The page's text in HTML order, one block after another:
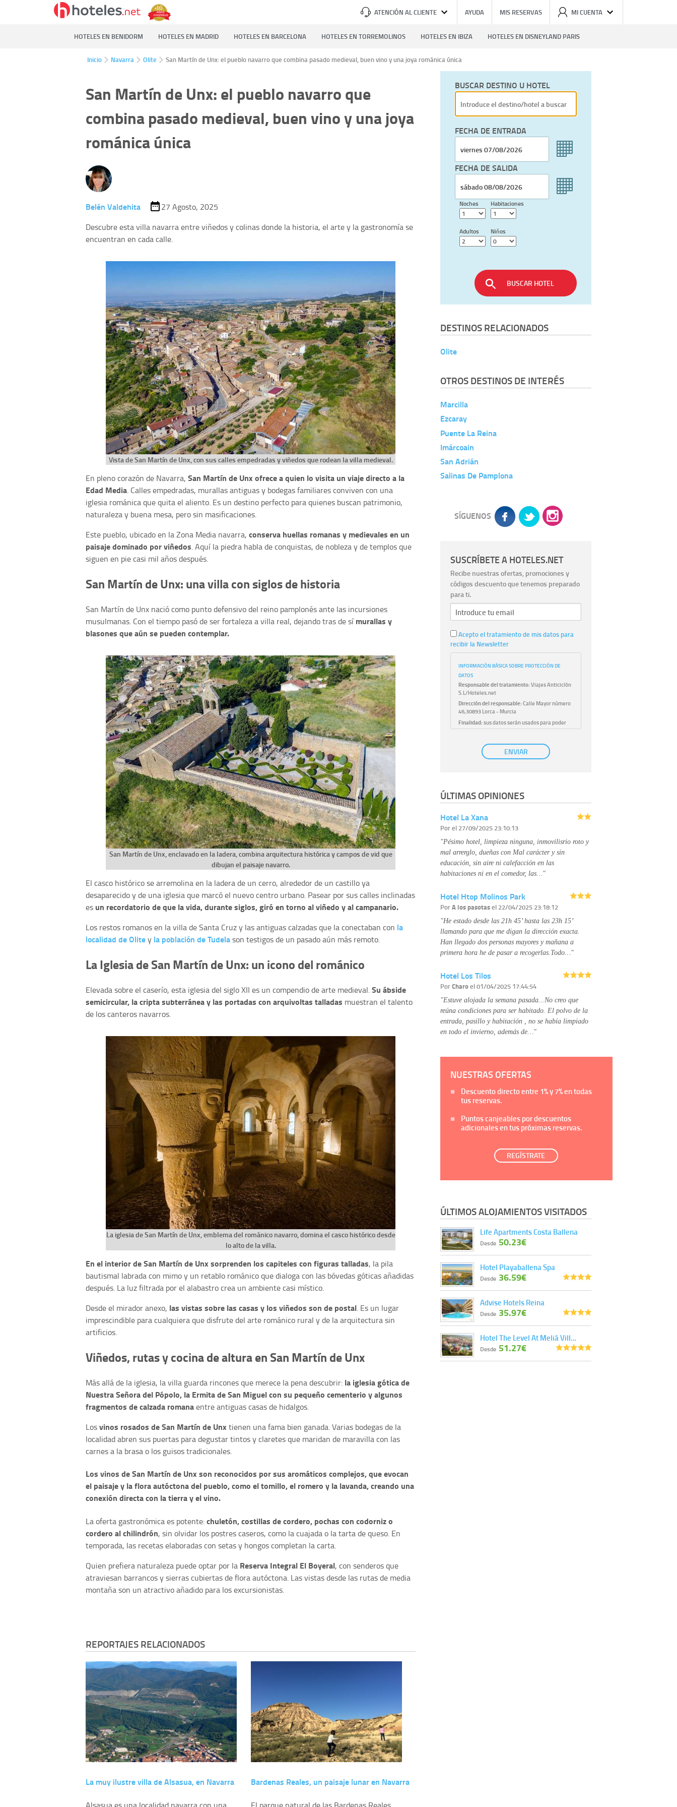
ATENCIÓN AL CLIENTE AYUDA MIS RESERVAS MI CUENTA
HOTELES EN BENIDORM HOTELES EN MADRID HOTELES EN BARCELONA HOTELES EN TORREMOLINOS HOTELES EN IBIZA HOTELES EN DISNEYLAND PARIS
Inicio Navarra Olite San Martín de Unx: el pueblo navarro que combina pasado medieval, buen vino y una joya románica única
San Martín de Unx: el pueblo navarro que
combina pasado medieval, buen vino y una joya
románica única
Belén Valdehita
27 Agosto, 2025
Descubre esta villa navarra entre viñedos y colinas donde la historia, el arte y la gastronomía se
encuentran en cada calle.
Vista de San Martín de Unx, con sus calles empedradas y viñedos que rodean la villa medieval.
En pleno corazón de Navarra, San Martín de Unx ofrece a quien lo visita un viaje directo a la
Edad Media. Calles empedradas, murallas antiguas y bodegas familiares conviven con una
iglesia románica que quita el aliento. Es un destino perfecto para quienes buscan patrimonio,
naturaleza y buena mesa, pero sin masificaciones.
Este pueblo, ubicado en la Zona Media navarra, conserva huellas romanas y medievales en un
paisaje dominado por viñedos. Aquí la piedra habla de conquistas, de nobleza y de templos que
siguen en pie casi mil años después.
San Martín de Unx: una villa con siglos de historia
San Martín de Unx nació como punto defensivo del reino pamplonés ante las incursiones
musulmanas. Con el tiempo pasó de ser fortaleza a villa real, dejando tras de símurallas y
blasones que aún se pueden contemplar.
San Martín de Unx, enclavado en la ladera, combina arquitectura histórica y campos de vid que
dibujan el paisaje navarro.
El casco histórico se arremolina en la ladera de un cerro, alrededor de un castillo ya
desaparecido y de una iglesia que marcó el nuevo centro urbano. Pasear por sus calles inclinadas
es un recordatorio de que la vida, durante siglos, giró en torno al viñedo y al campanario.
Los restos romanos en la villa de Santa Cruz y las antiguas calzadas que la conectaban con la
localidad de Olitey la población de Tudelason testigos de un pasado aún más remoto.
La Iglesia de San Martín de Unx: un icono del románico
Elevada sobre el caserío, esta iglesia del siglo XII es un compendio de arte medieval.Su ábside
semicircular, la cripta subterránea y las portadas con arquivoltas talladas muestran el talento
de los canteros navarros.
La iglesia de San Martín de Unx, emblema del románico navarro, domina el casco histórico desde
lo alto de la villa.
En el interior de San Martín de Unx sorprenden los capiteles con figuras talladas, la pila
bautismal labrada con mimo y un retablo románico que dialoga con las bóvedas góticas añadidas
después. La luz filtrada por el alabastro crea un ambiente casi místico.
Desde el mirador anexo, las vistas sobre las casas y los viñedos son de postal. Es un lugar
imprescindible para cualquiera que disfrute del arte románico rural y de la arquitectura sin
artificios.
Viñedos, rutas y cocina de altura en San Martín de Unx
Más allá de la iglesia, la villa guarda rincones que merece la pena descubrir: la iglesia gótica de
Nuestra Señora del Pópolo, la Ermita de San Miguel con su pequeño cementerio y algunos
fragmentos de calzada romanaentre antiguas casas de hidalgos.
Losvinos rosados de San Martín de Unx tienen una fama bien ganada. Varias bodegas de la
localidad abren sus puertas para degustar tintos y claretes que maridan de maravilla con las
carnes a la brasa o los guisos tradicionales.
Los vinos de San Martín de Unx son reconocidos por sus aromáticos complejos, que evocan
el paisaje y la flora autóctona del pueblo, como el tomillo, el romero y la lavanda, creando una
conexión directa con la tierra y el vino.
La oferta gastronómica es potente:chuletón, costillas de cordero, pochas con codorniz o
cordero al chilindrón, sin olvidar los postres caseros, como la cuajada o la tarta de queso. En
temporada, las recetas elaboradas con setas y hongos completan la carta.
Quien prefiera naturaleza puede optar por la Reserva Integral El Boyeral, con senderos que
atraviesan barrancos y sierras cubiertas de flora autóctona. Las vistas desde las rutas de media
montaña son un atractivo añadido para los excursionistas.
REPORTAJES RELACIONADOS
La muy ilustre villa de Alsasua, en Navarra Bardenas Reales, un paisaje lunar en Navarra
BUSCAR DESTINO U HOTEL
FECHA DE ENTRADA
FECHA DE SALIDA
Noches Habitaciones
Adultos Niños
BUSCAR HOTEL
DESTINOS RELACIONADOS
Olite
OTROS DESTINOS DE INTERÉS
Marcilla
Ezcaray
Puente La Reina
Imárcoain
San Adrián
Salinas De Pamplona
SÍGUENOS
SUSCRÍBETE A HOTELES.NET
Recibe nuestras ofertas, promociones y
códigos descuento que tenemos preparado
para ti.
Acepto el tratamiento de mis datos para
recibir la Newsletter
INFORMACIÓN BÁSICA SOBRE PROTECCIÓN DE
DATOS
Responsable del tratamiento:Viajes Anticiclón
S.L/Hoteles.net
Dirección del responsable:Calle Mayor número
46,30893 Lorca - Murcia
Finalidad:sus datos serán usados para poder
atender sus solicitudes y prestarle nuestros
Publicidad: solo le enviaremos publicidad con su
autorización previa, que podrá facilitarnos
con su consentimiento previo, que podrá
facilitarnos mediante la casilla correspondiente
Destinatarios:
personal de nuestra entidad que esté
conocimiento de la información que le pedimos.
No se comunicarán datos a terceros.
Derechos: tiene derecho a saber qué
información tenemos sobre usted, corregirla y
eliminarla, tal y como se explica en la
página web.
Información complementaria:Puede consultar
tratamos sus datos en lapolítica de privacidad
ENVIAR
ÚLTIMAS OPINIONES
Hotel La Xana
Porel 27/09/2025 23:10:13
"Pésimo hotel, limpieza ninguna, inmovilisrio roto y
mal arrerglo, dueñas con Mal carácter y sin
educación, sin aire ni calefacción en las
habitaciones ni en el comedor, las…"
Hotel Htop Molinos Park
PorA los pasotasel 22/04/2025 23:18:12
"He estado desde las 21h 45’ hasta las 23h 15’
llamando para que me digan la dirección exacta.
Han llegado dos personas mayores y mañana a
primera hora he de pasar a recogerlas.Todo…"
Hotel Los Tilos
PorCharoel 01/04/2025 17:44:54
"Estuve alojada la semana pasada...No creo que
reúna condiciones para ser habitado. El polvo de la
entrada, pasillo y habitación , no se había limpiado
en todo el invierno, además de…"
NUESTRAS OFERTAS
Descuento directo entre 1%y7%en todas
tus reservas.
Puntos canjeables por descuentos
adicionales en tus próximas reservas.
REGÍSTRATE
ÚLTIMOS ALOJAMIENTOS VISITADOS
Life Apartments Costa Ballena
Desde 50.23€
Hotel Playaballena Spa
Desde 36.59€
Advise Hotels Reina
Desde 35.97€
Hotel The Level At Meliá Vill…
Desde 51.27€